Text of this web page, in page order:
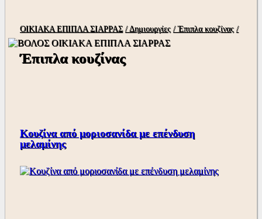
ΟΙΚΙΑΚΑ ΕΠΙΠΛΑ ΣΙΑΡΡΑΣ / Δημιουργίες / Έπιπλα κουζίνας /
Έπιπλα κουζίνας
Κουζίνα από μοριοσανίδα με επένδυση
μελαμίνης